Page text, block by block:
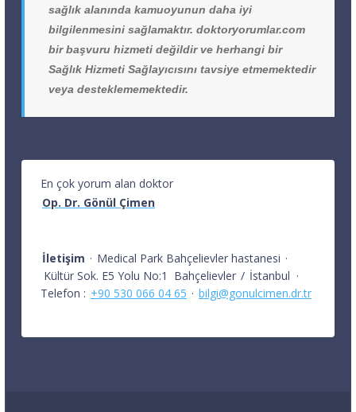
sağlık alanında kamuoyunun daha iyi
bilgilenmesini sağlamaktır. doktoryorumlar.com
bir başvuru hizmeti değildir ve herhangi bir
Sağlık Hizmeti Sağlayıcısını tavsiye etmemektedir
veya desteklememektedir.
En çok yorum alan doktor
Op. Dr. Gönül Çimen
İletişim · Medical Park Bahçelievler hastanesi ·
Kültür Sok. E5 Yolu No:1
Bahçelievler / İstanbul ·
Telefon : +90 530 066 04 65 · bilgi@gonulcimen.dr.tr